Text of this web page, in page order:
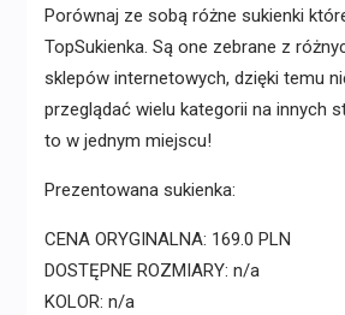
Porównaj ze sobą różne sukienki
TopSukienka. Są one zebrane z
sklepów internetowych, dzięki temu
przeglądać wielu kategorii na innych
to w jednym miejscu!
Prezentowana sukienka:
CENA ORYGINALNA: 169.0 PLN
DOSTĘPNE ROZMIARY: n/a
KOLOR: n/a